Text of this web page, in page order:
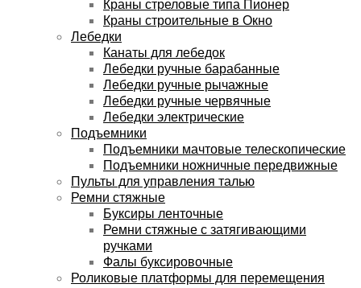
Краны стреловые типа Пионер
Краны строительные в Окно
Лебедки
Канаты для лебедок
Лебедки ручные барабанные
Лебедки ручные рычажные
Лебедки ручные червячные
Лебедки электрические
Подъемники
Подъемники мачтовые телескопические
Подъемники ножничные передвижные
Пульты для управления талью
Ремни стяжные
Буксиры ленточные
Ремни стяжные с затягивающими
ручками
Фалы буксировочные
Роликовые платформы для перемещения